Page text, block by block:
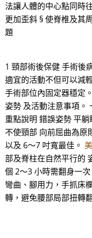
法讓人體的中心點同時
更加歪斜 § 使脊椎及其
題
1 頸部術後保健 手術後
適宜的活動不但可以減
手術部位內固定器穩定
姿勢 及活動注意事項。
重點說明 錯誤姿勢 平
不使頸部 向前屈曲為原
以及 6～7 吋寬最佳。
部及脊柱在自然平行的
個 2～3 小時需翻身一
彎曲、腳用力，手抓床
轉，避免腰部局部扭轉